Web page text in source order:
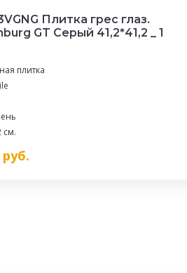
Плитка грес глаз.
GT Серый 41,2*41,2 _ 1
плитка
см.